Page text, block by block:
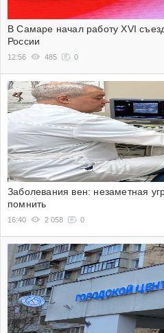
В Самаре начал работу XVI
России
12:56 485 0
Заболевания вен: незаметная
помнить
16:40 2 058 0